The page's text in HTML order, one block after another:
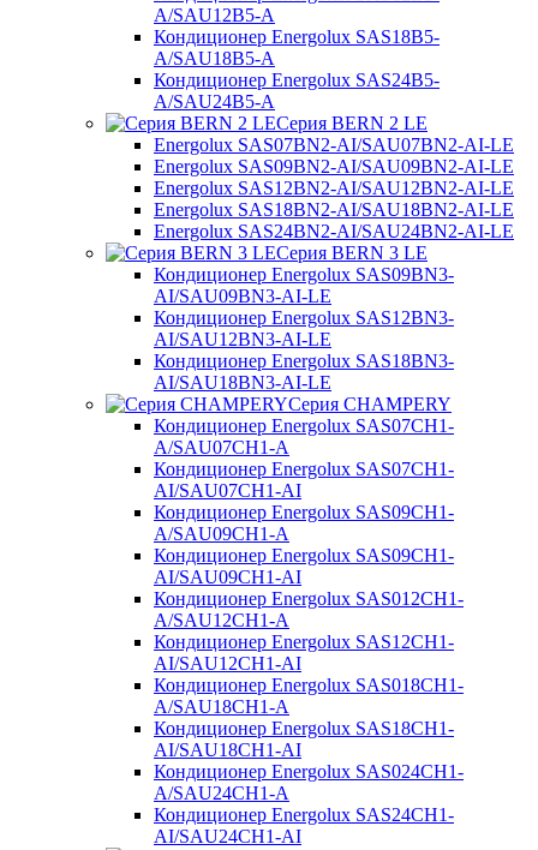
A/SAU12B5-A
Кондиционер Energolux SAS18B5-
A/SAU18B5-A
Кондиционер Energolux SAS24B5-
A/SAU24B5-A
Серия BERN 2 LE
Energolux SAS07BN2-AI/SAU07BN2-AI-LE
Energolux SAS09BN2-AI/SAU09BN2-AI-LE
Energolux SAS12BN2-AI/SAU12BN2-AI-LE
Energolux SAS18BN2-AI/SAU18BN2-AI-LE
Energolux SAS24BN2-AI/SAU24BN2-AI-LE
Серия BERN 3 LE
Кондиционер Energolux SAS09BN3-
AI/SAU09BN3-AI-LE
Кондиционер Energolux SAS12BN3-
AI/SAU12BN3-AI-LE
Кондиционер Energolux SAS18BN3-
AI/SAU18BN3-AI-LE
Серия CHAMPERY
Кондиционер Energolux SAS07CH1-
A/SAU07CH1-A
Кондиционер Energolux SAS07CH1-
AI/SAU07CH1-AI
Кондиционер Energolux SAS09CH1-
A/SAU09CH1-A
Кондиционер Energolux SAS09CH1-
AI/SAU09CH1-AI
Кондиционер Energolux SAS012CH1-
A/SAU12CH1-A
Кондиционер Energolux SAS12CH1-
AI/SAU12CH1-AI
Кондиционер Energolux SAS018CH1-
A/SAU18CH1-A
Кондиционер Energolux SAS18CH1-
AI/SAU18CH1-AI
Кондиционер Energolux SAS024CH1-
A/SAU24CH1-A
Кондиционер Energolux SAS24CH1-
AI/SAU24CH1-AI